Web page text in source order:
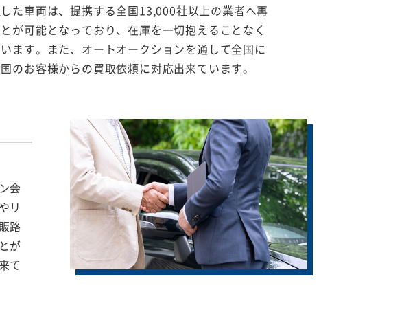
た車両は、提携する全国13,000社以上の業者へ再
が可能となっており、在庫を一切抱えることなく
ます。また、オートオークションを通して全国に
のお客様からの買取依頼に対応出来ています。
会
リ
路
が
て